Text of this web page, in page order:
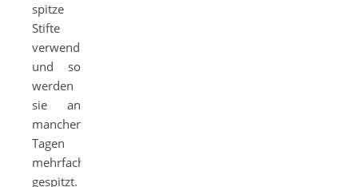
spitze
Stifte
verwende
und so
werden
sie an
manchen
Tagen
mehrfach
gespitzt.